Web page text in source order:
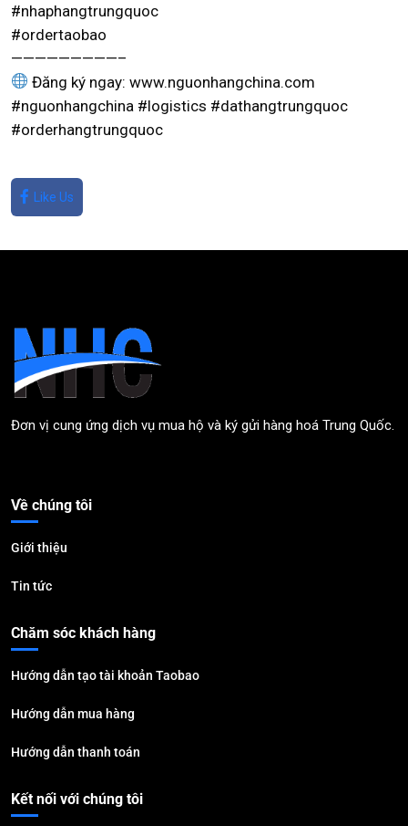
#nhaphangtrungquoc
#ordertaobao
—————————–
Đăng ký ngay: www.nguonhangchina.com
#nguonhangchina #logistics #dathangtrungquoc
#orderhangtrungquoc
Like Us
Đơn vị cung ứng dịch vụ mua hộ và ký gửi hàng hoá Trung Quốc.
Về chúng tôi
Giới thiệu
Tin tức
Chăm sóc khách hàng
Hướng dẫn tạo tài khoản Taobao
Hướng dẫn mua hàng
Hướng dẫn thanh toán
Kết nối với chúng tôi